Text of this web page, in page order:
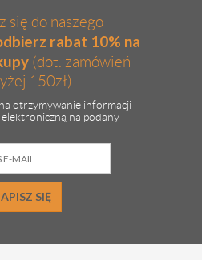
się do naszego
rabat 10% na
(dot. zamówień
150zł)
otrzymywanie informacji
na podany
SIĘ